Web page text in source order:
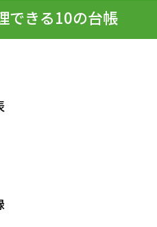
できる10の台帳